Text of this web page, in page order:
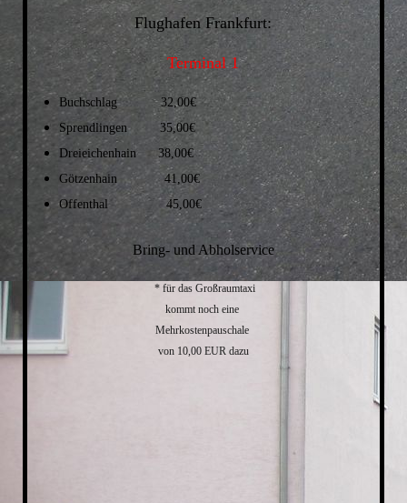
Flughafen Frankfurt:
Terminal 1
Buchschlag 32,00€
Sprendlingen 35,00€
Dreieichenhain 38,00€
Götzenhain 41,00€
Offenthal 45,00€
Bring- und Abholservice
* für das Großraumtaxi
kommt noch eine
Mehrkostenpauschale
von 10,00 EUR dazu